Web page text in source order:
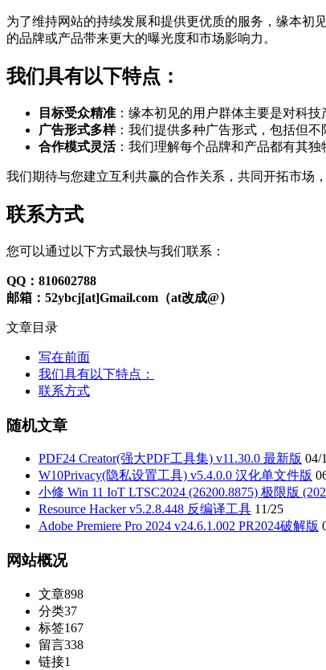
为了维持网站的持续发展和提供更优质的服务，缘本初
的品牌或产品带来更大的曝光度和市场影响力。
我们具有以下特点：
目标受众精准 ：缘本初见的用户群体主要是对科
广告形式多样：我们提供多种广告形式，包括但不
合作模式灵活：我们理解每个品牌和产品都有其
我们期待与您建立互利共赢的合作关系，共同开拓市场
联系方式
您可以通过以下方式最快与我们联系：
QQ：810602788
邮箱：52ybcj[at]Gmail.com（at改成@）
文章目录
写在前面
我们具有以下特点：
联系方式
随机文章
PDF24 Creator(强大PDF工具集) v11.30.0 最新版 04/
W10Privacy(隐私设置工具) v5.4.0.0 汉化单文件版
小修 Win 11 IoT LTSC2024 (26200.8875) 极限版
Resource Hacker v5.2.8.448 反编译工具 11/25
Adobe Premiere Pro 2024 v24.6.1.002 PR2024破解版
网站概况
文章898
分类37
标签167
留言338
链接1